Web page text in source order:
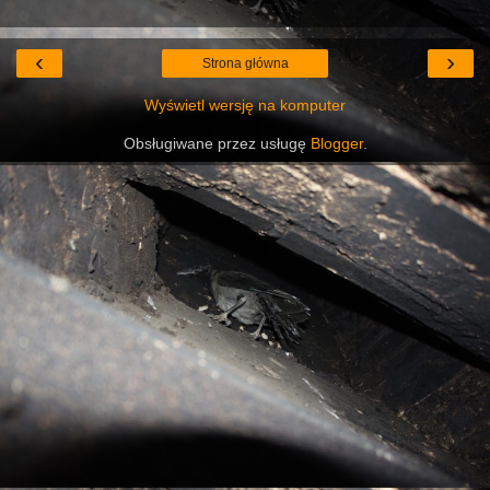
‹ ›
Strona główna
Wyświetl wersję na komputer
Obsługiwane przez usługę Blogger.